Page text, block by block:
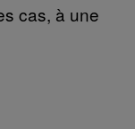
cas, à une